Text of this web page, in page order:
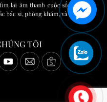
lại âm thanh cuộc sống và
bác sĩ, phòng khám, và bệnh
TÔI